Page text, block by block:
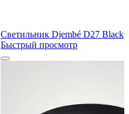
Светильник Djembé D27 Black
Быстрый просмотр